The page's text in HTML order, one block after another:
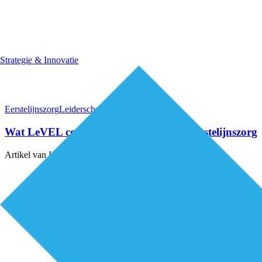
Strategie & Innovatie
EerstelijnszorgLeiderschap & samenwerking
Wat LeVEL concreet betekent voor de eerstelijnszorg
Artikel vanLorenz